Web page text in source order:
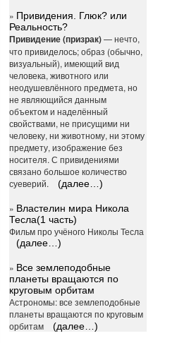
» Привидения. Глюк? или
Реальность?
Привидение (призрак)— нечто,
что привиделось; образ (обычно,
визуальный), имеющий вид
человека, животного или
неодушевлённого предмета, но
не являющийся данным
объектом и наделённый
свойствами, не присущими ни
человеку, ни животному, ни этому
предмету, изображение без
носителя. С привидениями
связано большое количество
суеверий.
(далее…)
» Властелин мира Никола
Тесла(1 часть)
Фильм про учёного Николы Тесла
(далее…)
» Все землеподобные
планеты вращаются по
круговым орбитам
Астрономы: все землеподобные
планеты вращаются по круговым
орбитам
(далее…)